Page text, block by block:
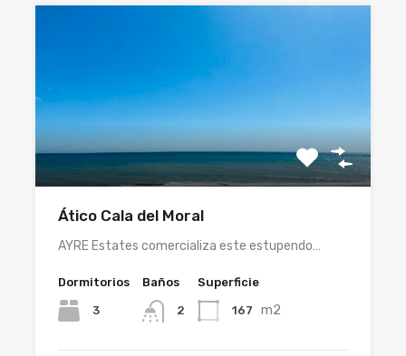
Ático Cala del Moral
AYRE Estates comercializa este estupendo…
Dormitorios
3
Baños
2
Superficie
167 m2